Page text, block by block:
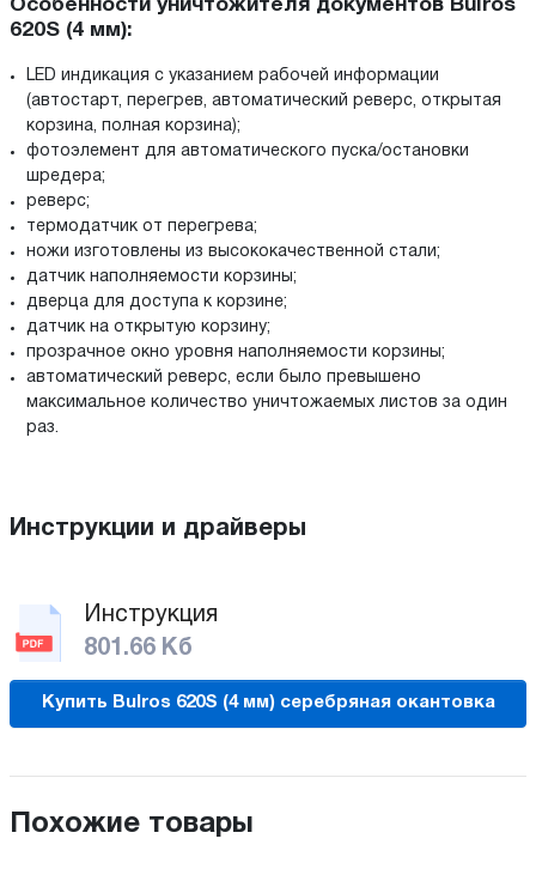
Особенности уничтожителя документов Bulros
620S (4 мм):
LED индикация с указанием рабочей информации
(автостарт, перегрев, автоматический реверс, открытая
корзина, полная корзина);
фотоэлемент для автоматического пуска/остановки
шредера;
реверс;
термодатчик от перегрева;
ножи изготовлены из высококачественной стали;
датчик наполняемости корзины;
дверца для доступа к корзине;
датчик на открытую корзину;
прозрачное окно уровня наполняемости корзины;
автоматический реверс, если было превышено
максимальное количество уничтожаемых листов за один
раз.
Инструкции и драйверы
Инструкция
801.66 Кб
Купить Bulros 620S (4 мм) серебряная окантовка
Похожие товары